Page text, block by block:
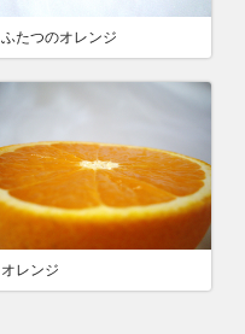
ふたつのオレンジ
オレンジ